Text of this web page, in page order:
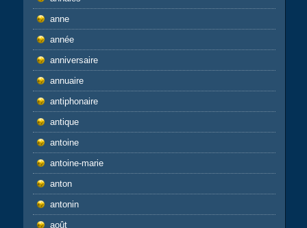
anne
année
anniversaire
annuaire
antiphonaire
antique
antoine
antoine-marie
anton
antonin
août